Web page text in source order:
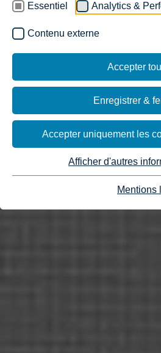
Essentiel Analytics &
Contenu externe
Accepter
Enregistrer &
Accepter uniquement les
Afficher d'autres
Mentions